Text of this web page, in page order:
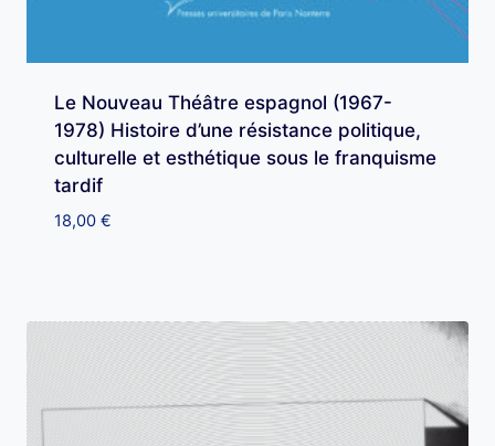
Le Nouveau Théâtre espagnol (1967-
1978) Histoire d’une résistance politique,
culturelle et esthétique sous le franquisme
tardif
18,00 €